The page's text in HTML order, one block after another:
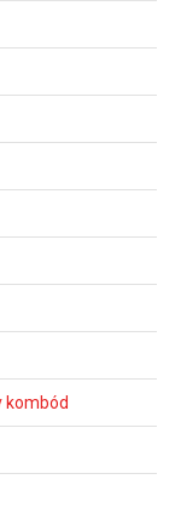
kombód